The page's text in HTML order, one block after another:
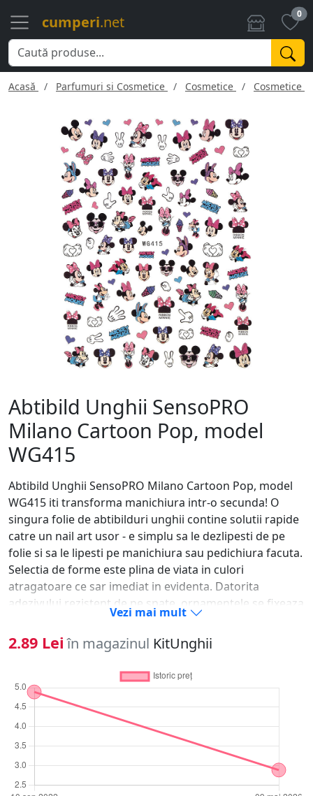
cumperi.net 0
Acasă Parfumuri si Cosmetice Cosmetice Cosmetice
Abtibild Unghii SensoPRO
Milano Cartoon Pop, model
WG415
Abtibild Unghii SensoPRO Milano Cartoon Pop, model
WG415 iti transforma manichiura intr-o secunda! O
singura folie de abtibilduri unghii contine solutii rapide
catre un nail art usor - e simplu sa le dezlipesti de pe
folie si sa le lipesti pe manichiura sau pedichiura facuta.
Selectia de forme este plina de viata in culori
atragatoare ce sar imediat in evidenta. Datorita
adezivului rezistent de pe spate, ornamentele se fixeaza
usor pe oja clasica, oja semipermanenta, pe unghia
naturala sau tehnica pentru saptamani in sir. Mod de
folosire: - Alege modelul dorit si dezlipeste-l cu unghia.
(ai grija sa nu atingi lipiciul) - Aplica un strat de oja si las-
o sa se usuce. - Aseaza modelul pe unghie si preseaza-l
usor de cateva ori. - Pentru rezultate de lunga durata,
sigileaza ornamentele unghii sub un strat de top coat.
Daca esti pasionata de lookuri inedite pentru
manichiura, Abtibild Unghii SensoPRO Milano Cartoon
Pop, model WG415 este pentru tine!
Vezi mai mult
2.89 Lei în magazinul KitUnghii